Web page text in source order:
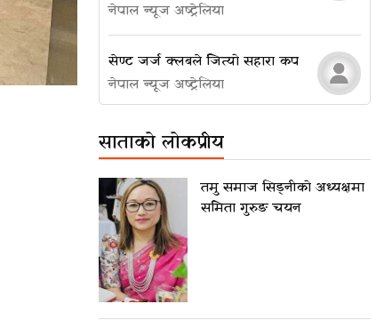
नेपाल न्यूज अष्ट्रेलिया
सेण्ट जर्ज क्लबले जित्यो सहारा कप
नेपाल न्यूज अष्ट्रेलिया
साताको लोकप्रीय
तमु समाज सिड्नीको अध्यक्षमा
समिता गुरुङ चयन